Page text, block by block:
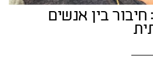
בין אנשים